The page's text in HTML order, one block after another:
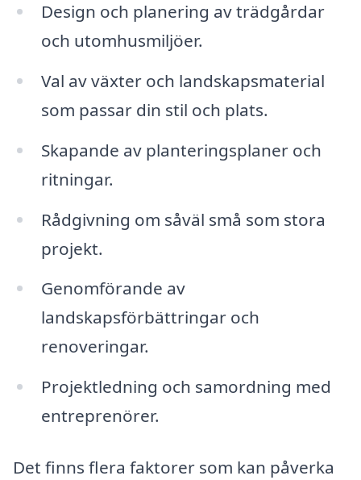
Design och planering av trädgårdar
och utomhusmiljöer.
Val av växter och landskapsmaterial
som passar din stil och plats.
Skapande av planteringsplaner och
ritningar.
Rådgivning om såväl små som stora
projekt.
Genomförande av
landskapsförbättringar och
renoveringar.
Projektledning och samordning med
entreprenörer.
Det finns flera faktorer som kan påverka